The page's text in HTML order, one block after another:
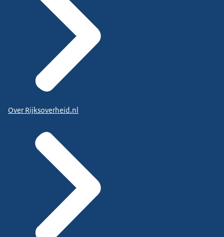
Over Rijksoverheid.nl